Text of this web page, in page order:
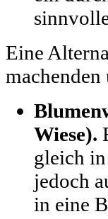
Eine
machenden
Wiese).
gleich
jedoch
in eine